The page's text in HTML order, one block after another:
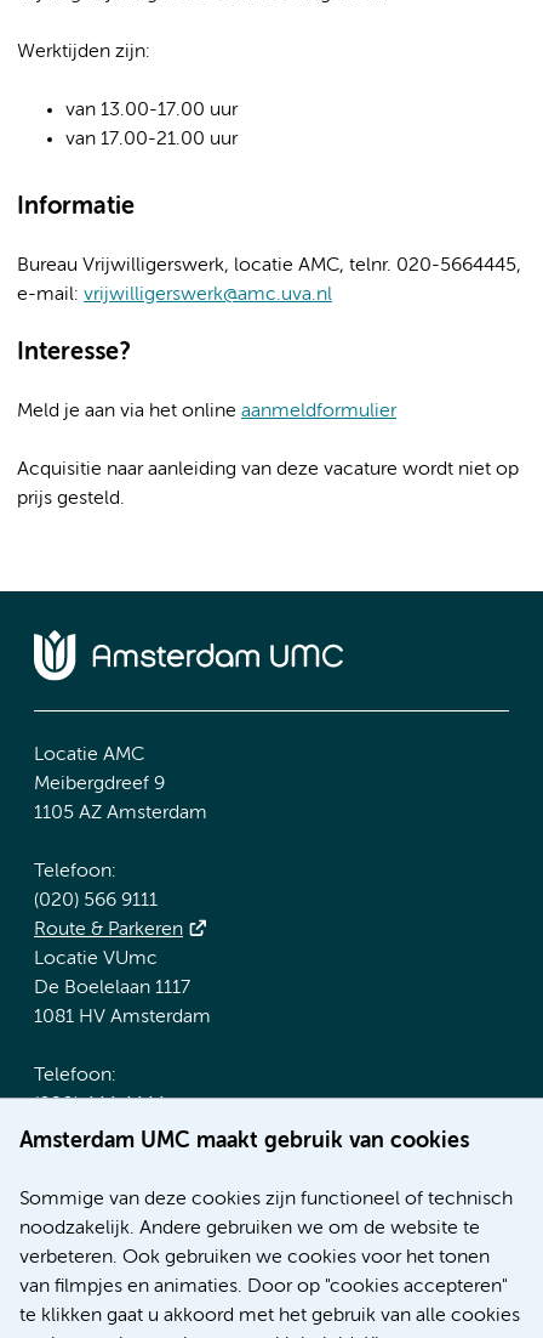
Amsterdam UMC maakt gebruik van cookies
Sommige van deze cookies zijn functioneel of technisch
noodzakelijk. Andere gebruiken we om de website te
verbeteren. Ook gebruiken we cookies voor het tonen
van filmpjes en animaties. Door op "cookies accepteren"
te klikken gaat u akkoord met het gebruik van alle cookies
Werktijden zijn:
van 13.00-17.00 uur
van 17.00-21.00 uur
Informatie
Bureau Vrijwilligerswerk, locatie AMC, telnr. 020-5664445,
e-mail: vrijwilligerswerk@amc.uva.nl
Interesse?
Meld je aan via het online aanmeldformulier
Acquisitie naar aanleiding van deze vacature wordt niet op
prijs gesteld.
Locatie AMC
Meibergdreef 9
1105 AZ Amsterdam
Telefoon:
(020) 566 9111
Route & Parkeren
Locatie VUmc
De Boelelaan 1117
1081 HV Amsterdam
Telefoon:
(020) 444 4444
Route & Parkeren
Meer Amsterdam UMC websites:
Werken bij Amsterdam UMC
Over Amsterdam UMC
Nieuws
Research